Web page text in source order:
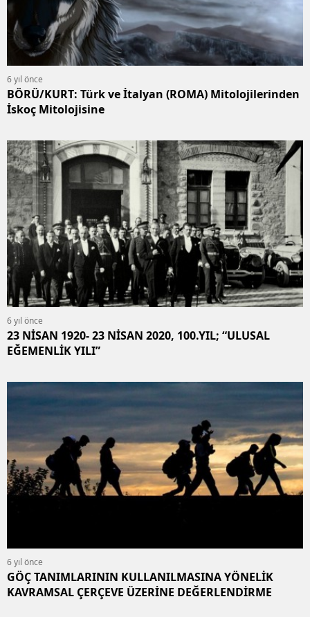
6 yıl önce
BÖRÜ/KURT: Türk ve İtalyan (ROMA) Mitolojilerinden
İskoç Mitolojisine
6 yıl önce
23 NİSAN 1920- 23 NİSAN 2020, 100.YIL; “ULUSAL
EĞEMENLİK YILI”
6 yıl önce
GÖÇ TANIMLARININ KULLANILMASINA YÖNELİK
KAVRAMSAL ÇERÇEVE ÜZERİNE DEĞERLENDİRME